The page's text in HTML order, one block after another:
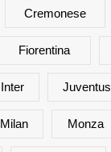
Cremonese
Fiorentina
Inter Juventus
Milan Monza